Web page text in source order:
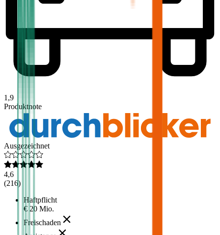
1,9
Produktnote
Ausgezeichnet
4,6
(216)
Haftpflicht
€ 20 Mio.
Freischaden